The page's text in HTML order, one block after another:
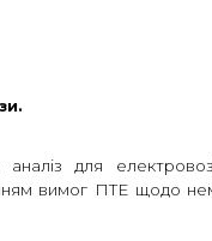
аналіз для
вимог ПТЕ щодо